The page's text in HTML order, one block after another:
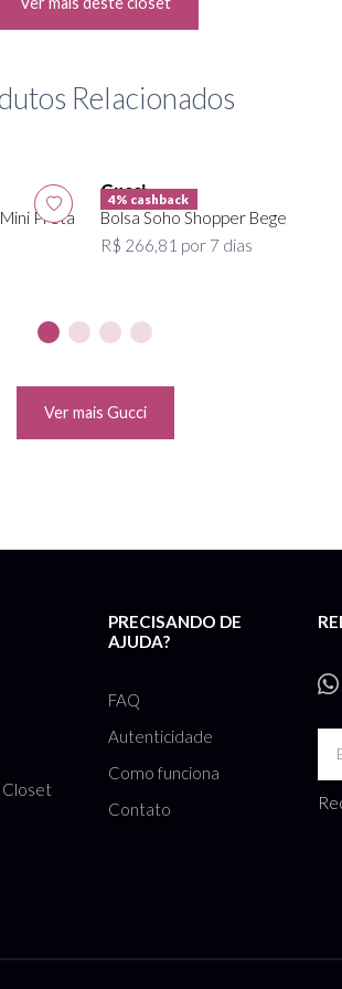
Relacionados
Preta
4% cashback
Gucci
Bolsa Soho Shopper Bege
R$ 266,81 por 7 dias